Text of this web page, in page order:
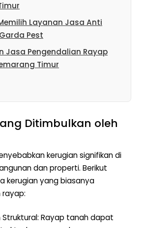
Layanan Jasa Anti
Pest
Jasa Pengendalian Rayap
Timur
Ditimbulkan oleh
kerugian signifikan di
dan properti. Berikut
kerugian yang biasanya
rayap:
Struktural: Rayap tanah dapat